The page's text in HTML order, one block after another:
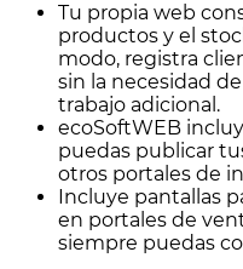
Tu propia web
productos y el
modo, registra
sin la necesidad
trabajo adicional.
ecoSoftWEB
puedas publicar
otros portales de
Incluye pantallas
en portales de
siempre puedas